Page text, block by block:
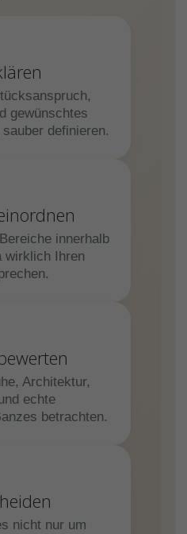
gewünschtes
definieren.
innerhalb
wirklich Ihren
Architektur,
echte
betrachten.
nicht nur um